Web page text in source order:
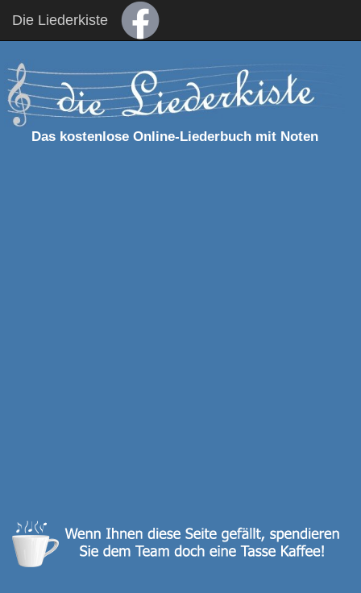
Die Liederkiste
Das kostenlose Online-Liederbuch mit Noten